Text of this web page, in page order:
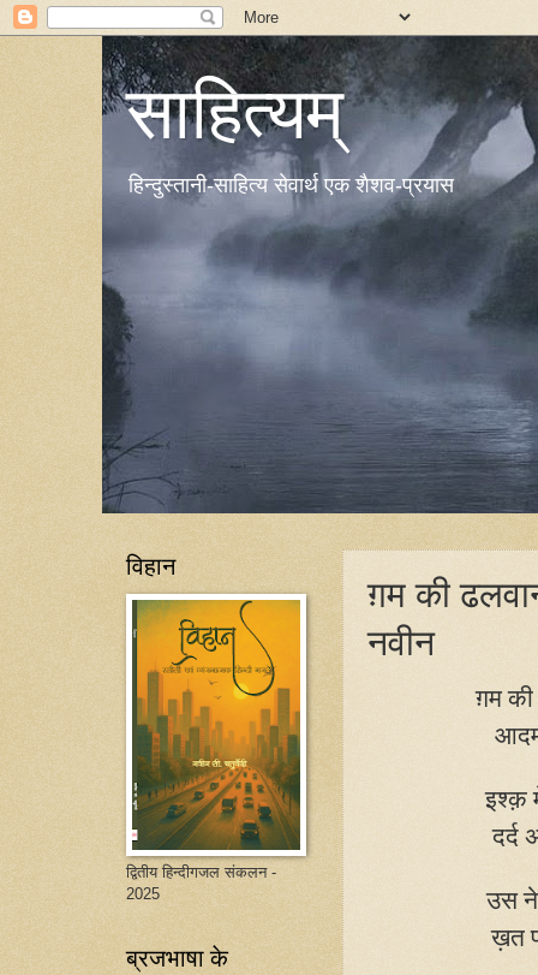
साहित्यम्
हिन्दुस्तानी-साहित्य सेवार्थ एक शैशव-प्रयास
ग़म की
नवीन
ग़म
इश्क़
दर्द
उस ने
ख़त
विहान
द्वितीय हिन्दीगजल संकलन -
2025
ब्रजभाषा के